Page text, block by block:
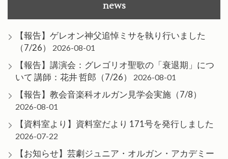
news
【報告】ゲレオン神父追悼ミサを執り行いました
（7/26）
2026-08-01
【報告】講演会：グレゴリオ聖歌の「衰退期」につ
いて 講師：花井 哲郎（7/26）
2026-08-01
【報告】教会音楽科オルガン見学会実施（7/8）
2026-08-01
【資料室より】資料室だより 171号を発行しました
2026-07-22
【お知らせ】芸劇ジュニア・オルガン・アカデミー